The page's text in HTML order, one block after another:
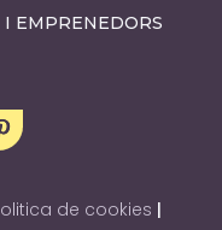
EMPRENEDORS
de cookies |